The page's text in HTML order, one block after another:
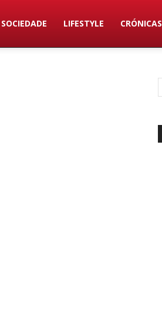
SOCIEDADE LIFESTYLE CRÓNICAS